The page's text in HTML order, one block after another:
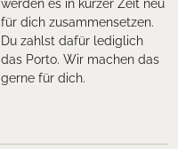
werden es in kurzer Zeit neu
für dich zusammensetzen.
Du zahlst dafür lediglich
das Porto. Wir machen das
gerne für dich.